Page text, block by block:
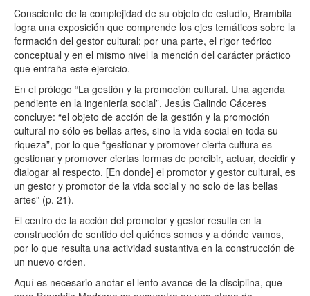
Consciente de la complejidad de su objeto de estudio, Brambila
logra una exposición que comprende los ejes temáticos sobre la
formación del gestor cultural; por una parte, el rigor teórico
conceptual y en el mismo nivel la mención del carácter práctico
que entraña este ejercicio.
En el prólogo “La gestión y la promoción cultural. Una agenda
pendiente en la ingeniería social”, Jesús Galindo Cáceres
concluye: “el objeto de acción de la gestión y la promoción
cultural no sólo es bellas artes, sino la vida social en toda su
riqueza”, por lo que “gestionar y promover cierta cultura es
gestionar y promover ciertas formas de percibir, actuar, decidir y
dialogar al respecto. [En donde] el promotor y gestor cultural, es
un gestor y promotor de la vida social y no solo de las bellas
artes” (p. 21).
El centro de la acción del promotor y gestor resulta en la
construcción de sentido del quiénes somos y a dónde vamos,
por lo que resulta una actividad sustantiva en la construcción de
un nuevo orden.
Aquí es necesario anotar el lento avance de la disciplina, que